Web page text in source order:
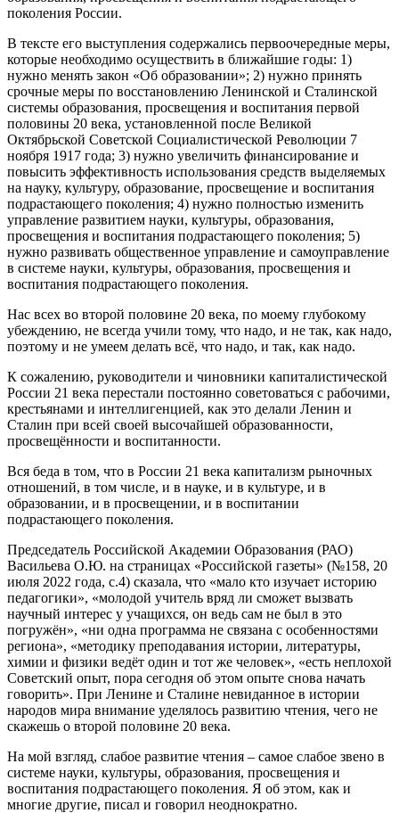
поколения России.
В тексте его выступления содержались первоочередные меры,
которые необходимо осуществить в ближайшие годы: 1)
нужно менять закон «Об образовании»; 2) нужно принять
срочные меры по восстановлению Ленинской и Сталинской
системы образования, просвещения и воспитания первой
половины 20 века, установленной после Великой
Октябрьской Советской Социалистической Революции 7
ноября 1917 года; 3) нужно увеличить финансирование и
повысить эффективность использования средств выделяемых
на науку, культуру, образование, просвещение и воспитания
подрастающего поколения; 4) нужно полностью изменить
управление развитием науки, культуры, образования,
просвещения и воспитания подрастающего поколения; 5)
нужно развивать общественное управление и самоуправление
в системе науки, культуры, образования, просвещения и
воспитания подрастающего поколения.
Нас всех во второй половине 20 века, по моему глубокому
убеждению, не всегда учили тому, что надо, и не так, как надо,
поэтому и не умеем делать всё, что надо, и так, как надо.
К сожалению, руководители и чиновники капиталистической
России 21 века перестали постоянно советоваться с рабочими,
крестьянами и интеллигенцией, как это делали Ленин и
Сталин при всей своей высочайшей образованности,
просвещённости и воспитанности.
Вся беда в том, что в России 21 века капитализм рыночных
отношений, в том числе, и в науке, и в культуре, и в
образовании, и в просвещении, и в воспитании
подрастающего поколения.
Председатель Российской Академии Образования (РАО)
Васильева О.Ю. на страницах «Российской газеты» (№158, 20
июля 2022 года, с.4) сказала, что «мало кто изучает историю
педагогики», «молодой учитель вряд ли сможет вызвать
научный интерес у учащихся, он ведь сам не был в это
погружён», «ни одна программа не связана с особенностями
региона», «методику преподавания истории, литературы,
химии и физики ведёт один и тот же человек», «есть неплохой
Советский опыт, пора сегодня об этом опыте снова начать
говорить». При Ленине и Сталине невиданное в истории
народов мира внимание уделялось развитию чтения, чего не
скажешь о второй половине 20 века.
На мой взгляд, слабое развитие чтения – самое слабое звено в
системе науки, культуры, образования, просвещения и
воспитания подрастающего поколения. Я об этом, как и
многие другие, писал и говорил неоднократно.